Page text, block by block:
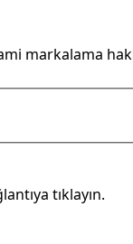
markalama
tıklayın.